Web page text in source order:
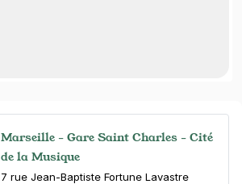
Marseille - Gare Saint Charles - Cité
de la Musique
7 rue Jean-Baptiste Fortune Lavastre